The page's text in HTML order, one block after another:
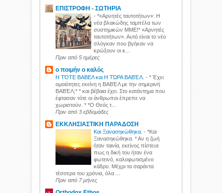
ΕΠΙΣΤΡΟΦΗ - ΣΩΤΗΡΙΑ
-*«Αρνητές ταυτοτήτων»: Η
νέα βλακώδης ταμπέλα των
συστημικών ΜΜΕ!* «Αρνητές
ταυτοτήτων». Αυτό είναι το νέο
σλόγκαν που βγήκαν να
κρώξουν οι κ...
Πριν από 5 ημέρες
ο ποιμήν ο καλός
Η ΤΌΤΕ ΒΑΒΕΛ και Η ΤΏΡΑ ΒΑΒΈΛ.-* Έχει
ομοιότητες εκείνη η ΒΑΒΈΛ με την σημερινή
ΒΑΒΈΛ;* * και βέβαια έχει. Στο κατάντημα που
έφτασαν τότε οι άνθρωποι έπρεπε να
χωριστούν. * *Ο Θεός τ...
Πριν από 3 εβδομάδες
ΕΚΚΛΗΣΙΑΣΤΙΚΗ ΠΑΡΑΔΟΣΗ
Και Ξανασηκώθηκα.-*Και
Ξανασηκώθηκα. * Αν η ζωή
ήταν ταινία, εκείνος πίστευε
πως η δική του ήταν ένα
φωτεινό, καλοφωτισμένο
κάδρο. Μέχρι τα σαράντα
τέσσερα του χρόνια, όλα ...
Πριν από 7 μήνες